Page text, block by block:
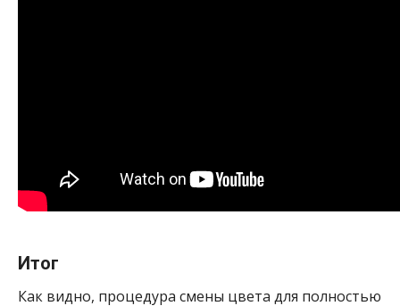
Итог
Как видно, процедура смены цвета для полностью